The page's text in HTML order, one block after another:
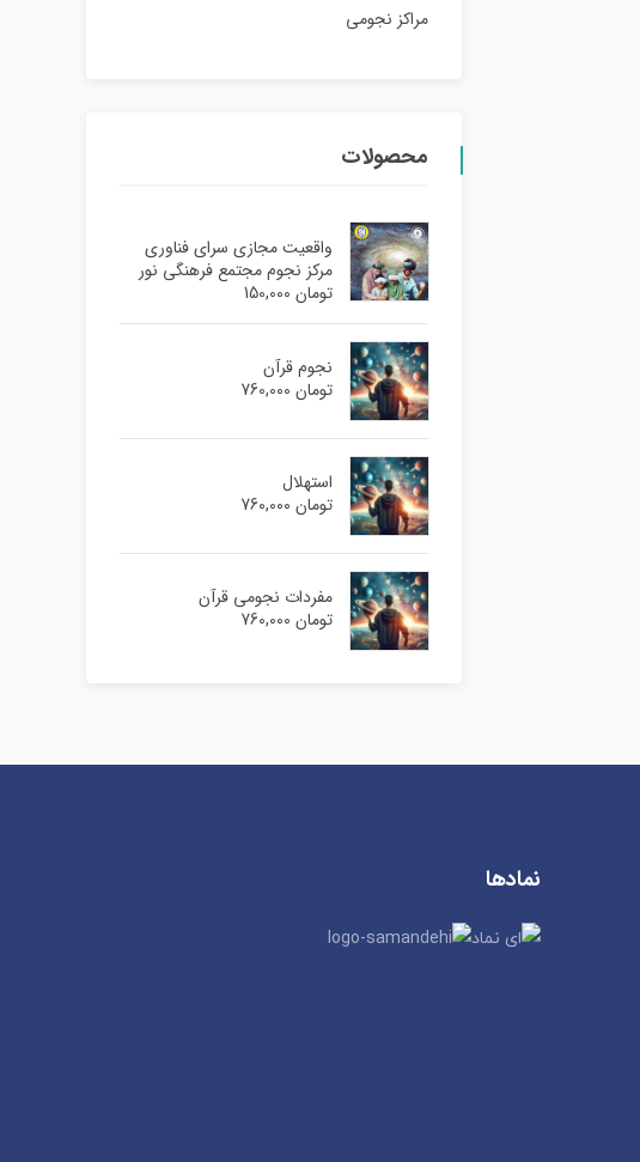
مراکز نجومی
محصولات
واقعیت مجازی سرای فناوری
مرکز نجوم مجتمع فرهنگی نور
تومان
نجوم قرآن
تومان
استهلال
تومان
مفردات نجومی قرآن
تومان
نمادها